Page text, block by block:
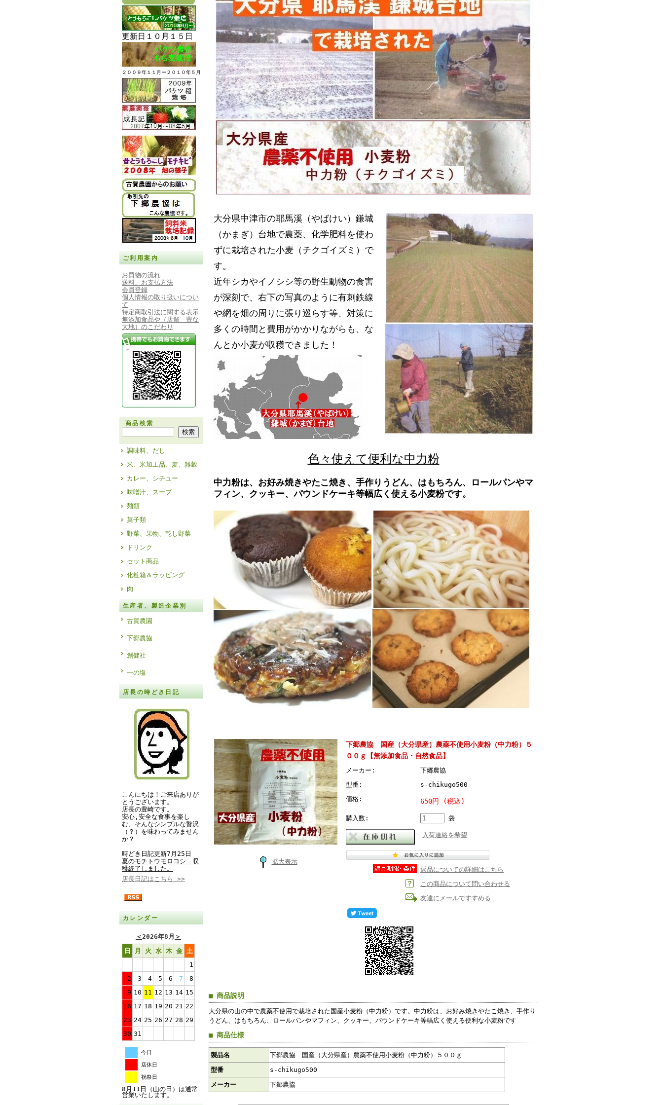
更新日１０月１５日
２００９年１１月ー２０１０年５月
ご利用案内
お買物の流れ
送料、お支払方法
会員登録
個人情報の取り扱いについ
て
特定商取引法に関する表示
無添加食品や（店舗 豊な
大地）のこだわり
商品検索
調味料、だし
米、米加工品、麦、雑穀
カレー、シチュー
味噌汁、スープ
麺類
菓子類
野菜、果物、乾し野菜
ドリンク
セット商品
化粧箱＆ラッピング
肉
生産者、製造企業別
古賀農園
下郷農協
創健社
一の塩
店長の時どき日記
こんにちは！ご来店ありが
とうございます。
店長の豊崎です。
安心,安全な食事を楽し
む、そんなシンプルな贅沢
（？）を味わってみません
か？
時どき日記更新7月25日
夏のモチトウモロコシ 収
穫終了しました。
店長日記はこちら >>
カレンダー
＜2026年8月 ＞
日
月 火 水 木 金 土
1
2
3 4 5 6 7
8
9 10 11 12 13 14 15
16 17 18 19 20 21 22
23 24 25 26 27 28 29
30 31
今日
店休日
祝祭日
8月11日（山の日）は通常
営業いたします。
大分県中津市の耶馬溪（やばけい）鎌城
（かまぎ）台地で農薬、化学肥料を使わ
ずに栽培された小麦（チクゴイズミ）で
す。
近年シカやイノシシ等の野生動物の食害
が深刻で、右下の写真のように有刺鉄線
や網を畑の周りに張り巡らす等、対策に
多くの時間と費用がかかりながらも、な
んとか小麦が収穫できました！
色々使えて便利な中力粉
中力粉は、お好み焼きやたこ焼き、手作りうどん、はもちろん、ロールパンやマ
フィン、クッキー、パウンドケーキ等幅広く使える小麦粉です。
拡大表示
下郷農協 国産（大分県産）農薬不使用小麦粉（中力粉）５
００ｇ【無添加食品・自然食品】
メーカー:
下郷農協
型番:
s-chikugo500
価格:
650円 (税込)
購入数: 袋
入荷連絡を希望
返品についての詳細はこちら
この商品について問い合わせる
友達にメールですすめる
■ 商品説明
大分県の山の中で農薬不使用で栽培された国産小麦粉（中力粉）です。中力粉は、お好み焼きやたこ焼き、手作り
うどん、はもちろん、ロールパンやマフィン、クッキー、パウンドケーキ等幅広く使える便利な小麦粉です
■ 商品仕様
製品名
下郷農協 国産（大分県産）農薬不使用小麦粉（中力粉）５００ｇ
型番
s-chikugo500
メーカー
下郷農協